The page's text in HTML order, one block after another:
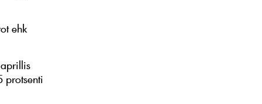
ehk
protsenti